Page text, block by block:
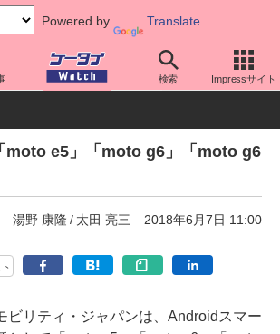
Powered by Translate
検索 Impressサイト
Android モトローラ
moto e5」「moto g6」「moto g6
湯野 康隆 太田 亮三 2018年6月7日 11:00
リティ・ジャパンは、Androidスマー